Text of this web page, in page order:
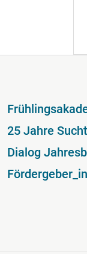
Fußzeile
25 Jahre
Dialog